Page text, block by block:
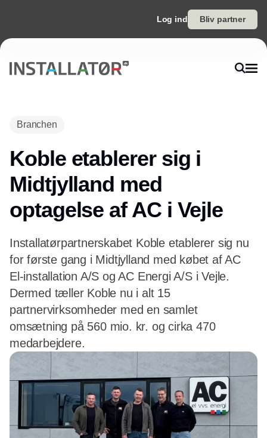
Log ind Bliv partner
Branchen
Koble etablerer sig i
Midtjylland med
optagelse af AC i Vejle
Installatørpartnerskabet Koble etablerer sig nu
for første gang i Midtjylland med købet af AC
El-installation A/S og AC Energi A/S i Vejle.
Dermed tæller Koble nu i alt 15
partnervirksomheder med en samlet
omsætning på 560 mio. kr. og cirka 470
medarbejdere.